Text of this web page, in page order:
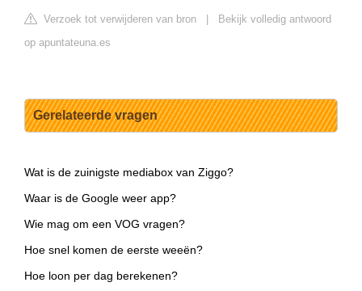
Verzoek tot verwijderen van bron
Bekijk volledig antwoord
op apuntateuna.es
Gerelateerde vragen
Wat is de zuinigste mediabox van Ziggo?
Waar is de Google weer app?
Wie mag om een VOG vragen?
Hoe snel komen de eerste weeën?
Hoe loon per dag berekenen?